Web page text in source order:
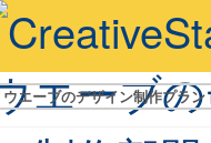
ウエーブのデザイン制作プラン